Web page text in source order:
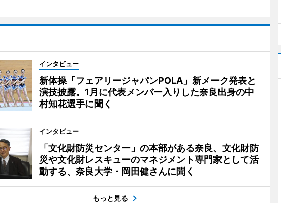
インタビュー
新体操「フェアリージャパンPOLA」新メーク発表と
演技披露。1月に代表メンバー入りした奈良出身の中
村知花選手に聞く
インタビュー
「文化財防災センター」の本部がある奈良、文化財防
災や文化財レスキューのマネジメント専門家として活
動する、奈良大学・岡田健さんに聞く
もっと見る